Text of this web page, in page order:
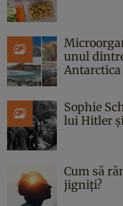
unul
Antarctica
Sophie
lui Hitler
Cum să
jigniți?